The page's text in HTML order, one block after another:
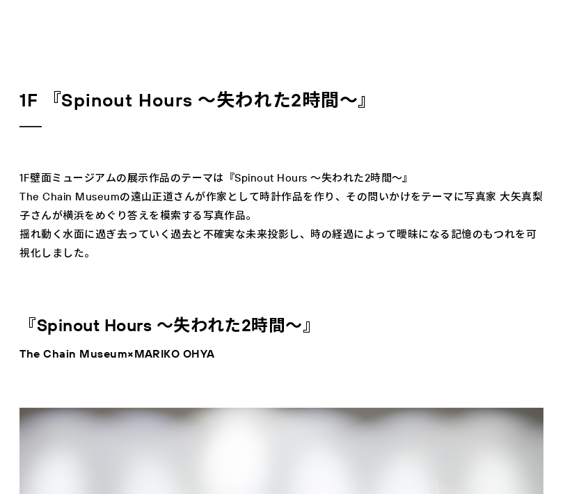
1F 『Spinout Hours ～失われた2時間～』
1F壁面ミュージアムの展示作品のテーマは『Spinout Hours ～失われた2時間～』
The Chain Museumの遠山正道さんが作家として時計作品を作り、その問いかけをテーマに写真家 大矢真梨
子さんが横浜をめぐり答えを模索する写真作品。
揺れ動く水面に過ぎ去っていく過去と不確実な未来投影し、時の経過によって曖昧になる記憶のもつれを可
視化しました。
『Spinout Hours ～失われた2時間～』
The Chain Museum×MARIKO OHYA